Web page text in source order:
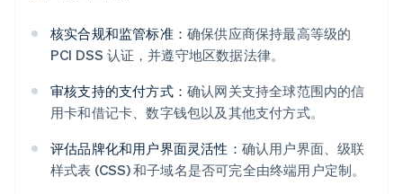
核实合规和监管标准： 确保供应商保持最高等级的
PCI DSS 认证，并遵守地区数据法律。
审核支持的支付方式： 确认网关支持全球范围内的信
用卡和借记卡、数字钱包以及其他支付方式。
评估品牌化和用户界面灵活性： 确认用户界面、级联
样式表 (CSS) 和子域名是否可完全由终端用户定制。